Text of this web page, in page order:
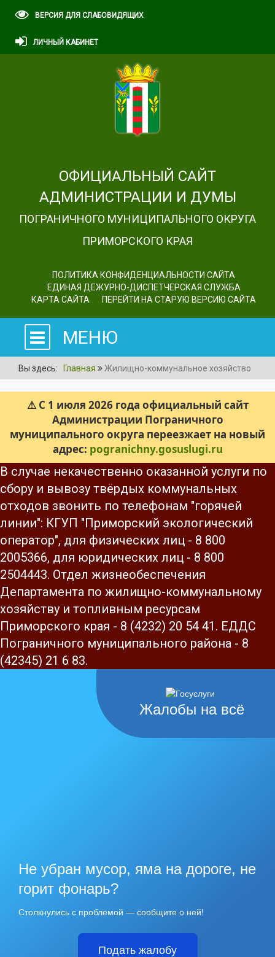
ВЕРСИЯ ДЛЯ СЛАБОВИДЯЩИХ
ЛИЧНЫЙ КАБИНЕТ
ОФИЦИАЛЬНЫЙ САЙТ
АДМИНИСТРАЦИИ И ДУМЫ
ПОГРАНИЧНОГО МУНИЦИПАЛЬНОГО ОКРУГА
ПРИМОРСКОГО КРАЯ
ПОЛИТИКА КОНФИДЕНЦИАЛЬНОСТИ САЙТА
ЕДИНАЯ ДЕЖУРНО-ДИСПЕТЧЕРСКАЯ СЛУЖБА
КАРТА САЙТА
ПЕРЕЙТИ НА СТАРУЮ ВЕРСИЮ САЙТА
МЕНЮ
Вы здесь: Главная Жилищно-коммунальное хозяйство
⚠ С 1 июля 2026 года официальный сайт
Администрации Пограничного
муниципального округа переезжает на новый
адрес: pogranichny.gosuslugi.ru
В случае некачественно оказанной услуги по
сбору и вывозу твёрдых коммунальных
отходов звонить по телефонам "горячей
линии": КГУП "Приморский экологический
оператор", для физических лиц - 8 800
2005366, для юридических лиц - 8 800
2504443. Отдел жизнеобеспечения
Департамента по жилищно-коммунальному
хозяйству и топливным ресурсам
Приморского края - 8 (4232) 20 54 41. ЕДДС
Пограничного муниципального района - 8
(42345) 21 6 83.
Жалобы на всё
Не убран мусор, яма на дороге, не
горит фонарь?
Столкнулись с проблемой — сообщите о ней!
Подать жалобу